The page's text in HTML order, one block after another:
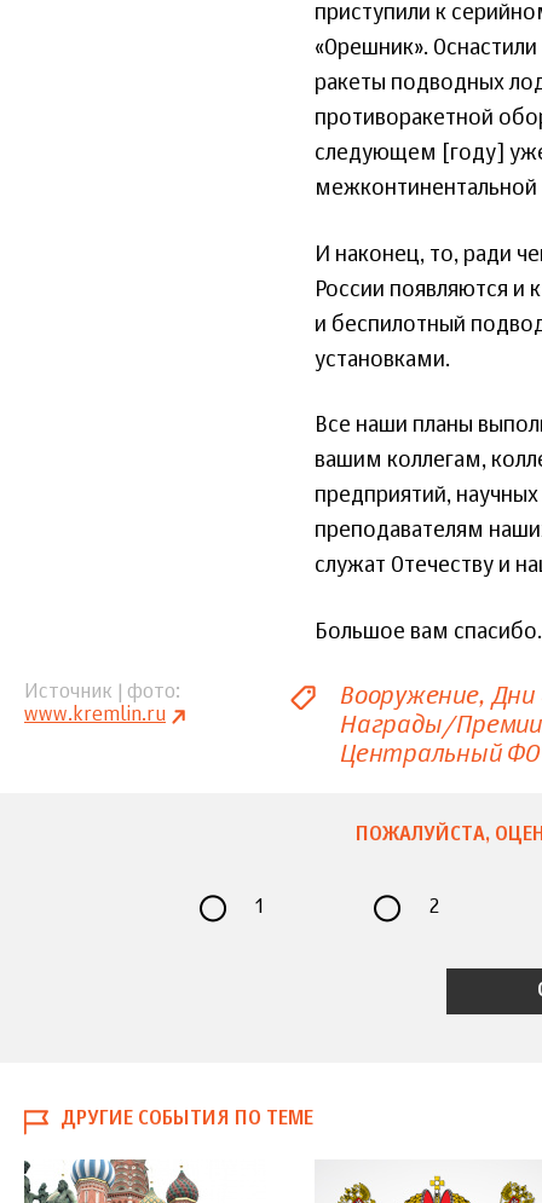
приступили к
«Орешник».
ракеты подводных
противоракетной
следующем [году]
межконтинентальной
И наконец, то, ради
России появляются и
и беспилотный
установками.
Все наши планы
вашим коллегам,
предприятий,
преподавателям
служат Отечеству и
Большое вам спасибо.
Источник | фото
www.kremlin.ru
Вооружение Дни
Награды/Премии
Центральный ФО
ПОЖАЛУЙСТА,
1 2
ДРУГИЕ СОБЫТИЯ ПО ТЕМЕ